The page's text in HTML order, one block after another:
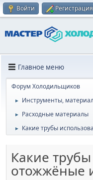
Войти Регистрация
Главное меню
Форум Холодильщиков
► Инструменты,
► Расходные материалы
► Какие трубы
Какие
отожжёные